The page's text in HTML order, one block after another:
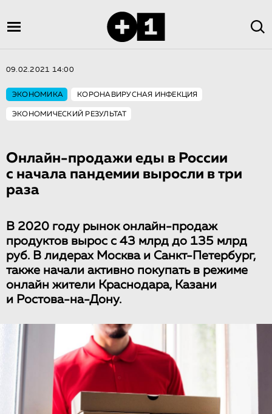
09.02.2021 14:00
ЭКОНОМИКА КОРОНАВИРУСНАЯ ИНФЕКЦИЯ
ЭКОНОМИЧЕСКИЙ РЕЗУЛЬТАТ
Онлайн-продажи еды в России
с начала пандемии выросли в три
раза
В 2020 году рынок онлайн-продаж
продуктов вырос с 43 млрд до 135 млрд
руб. В лидерах Москва и Санкт-Петербург,
также начали активно покупать в режиме
онлайн жители Краснодара, Казани
и Ростова-на-Дону.